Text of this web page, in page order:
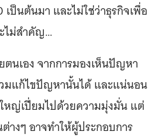
เป็นต้นมา และไม่ใช่ว่าธุรกิจเพื่อ
ไม่สำคัญ…
นเอง จากการมองเห็นปัญหา
มแก้ไขปัญหานั้นได้ และแน่นอน
หญ่เปี่ยมไปด้วยความมุ่งมั่น แต่
างๆ อาจทำให้ผู้ประกอบการ